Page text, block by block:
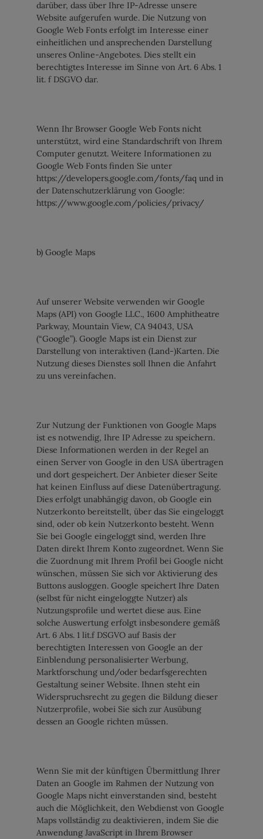
darüber, dass über Ihre IP-Adresse unsere
Website aufgerufen wurde. Die Nutzung von
Google Web Fonts erfolgt im Interesse einer
einheitlichen und ansprechenden Darstellung
unseres Online-Angebotes. Dies stellt ein
berechtigtes Interesse im Sinne von Art. 6 Abs. 1
lit. f DSGVO dar.
Wenn Ihr Browser Google Web Fonts nicht
unterstützt, wird eine Standardschrift von Ihrem
Computer genutzt. Weitere Informationen zu
Google Web Fonts finden Sie unter
https://developers.google.com/fonts/faq und in
der Datenschutzerklärung von Google:
https://www.google.com/policies/privacy/
b) Google Maps
Auf unserer Website verwenden wir Google
Maps (API) von Google LLC., 1600 Amphitheatre
Parkway, Mountain View, CA 94043, USA
(“Google”). Google Maps ist ein Dienst zur
Darstellung von interaktiven (Land-)Karten. Die
Nutzung dieses Dienstes soll Ihnen die Anfahrt
zu uns vereinfachen.
Zur Nutzung der Funktionen von Google Maps
ist es notwendig, Ihre IP Adresse zu speichern.
Diese Informationen werden in der Regel an
einen Server von Google in den USA übertragen
und dort gespeichert. Der Anbieter dieser Seite
hat keinen Einfluss auf diese Datenübertragung.
Dies erfolgt unabhängig davon, ob Google ein
Nutzerkonto bereitstellt, über das Sie eingeloggt
sind, oder ob kein Nutzerkonto besteht. Wenn
Sie bei Google eingeloggt sind, werden Ihre
Daten direkt Ihrem Konto zugeordnet. Wenn Sie
die Zuordnung mit Ihrem Profil bei Google nicht
wünschen, müssen Sie sich vor Aktivierung des
Buttons ausloggen. Google speichert Ihre Daten
(selbst für nicht eingeloggte Nutzer) als
Nutzungsprofile und wertet diese aus. Eine
solche Auswertung erfolgt insbesondere gemäß
Art. 6 Abs. 1 lit.f DSGVO auf Basis der
berechtigten Interessen von Google an der
Einblendung personalisierter Werbung,
Marktforschung und/oder bedarfsgerechten
Gestaltung seiner Website. Ihnen steht ein
Widerspruchsrecht zu gegen die Bildung dieser
Nutzerprofile, wobei Sie sich zur Ausübung
dessen an Google richten müssen.
Wenn Sie mit der künftigen Übermittlung Ihrer
Daten an Google im Rahmen der Nutzung von
Google Maps nicht einverstanden sind, besteht
auch die Möglichkeit, den Webdienst von Google
Maps vollständig zu deaktivieren, indem Sie die
Anwendung JavaScript in Ihrem Browser